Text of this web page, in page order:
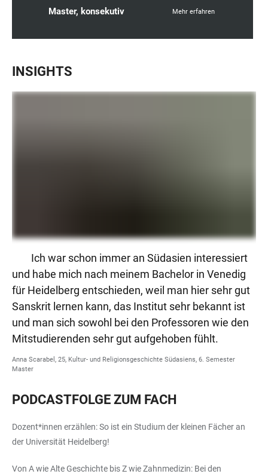
Master, konsekutiv Mehr erfahren
INSIGHTS
Ich war schon immer an Südasien interessiert
und habe mich nach meinem Bachelor in Venedig
für Heidelberg entschieden, weil man hier sehr gut
Sanskrit lernen kann, das Institut sehr bekannt ist
und man sich sowohl bei den Professoren wie den
Mitstudierenden sehr gut aufgehoben fühlt.
Anna Scarabel, 25, Kultur- und Religionsgeschichte Südasiens, 6. Semester
Master
PODCASTFOLGE ZUM FACH
Dozent*innen erzählen: So ist ein Studium der kleinen Fächer an
der Universität Heidelberg!
Von A wie Alte Geschichte bis Z wie Zahnmedizin: Bei den